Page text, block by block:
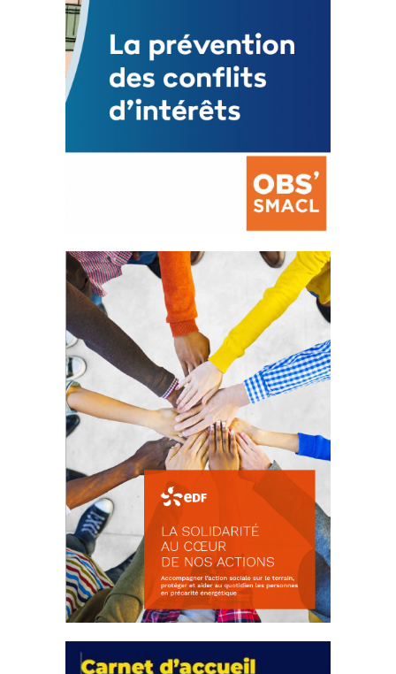
La prévention des conflits
d’intérêts
18 septembre 2023
FEUILLETER
actions